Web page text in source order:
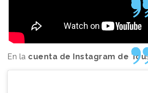
En la cuenta de Instagram de Tou